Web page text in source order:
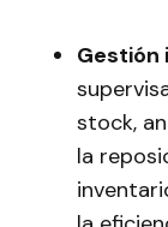
Gestión
stock,
la